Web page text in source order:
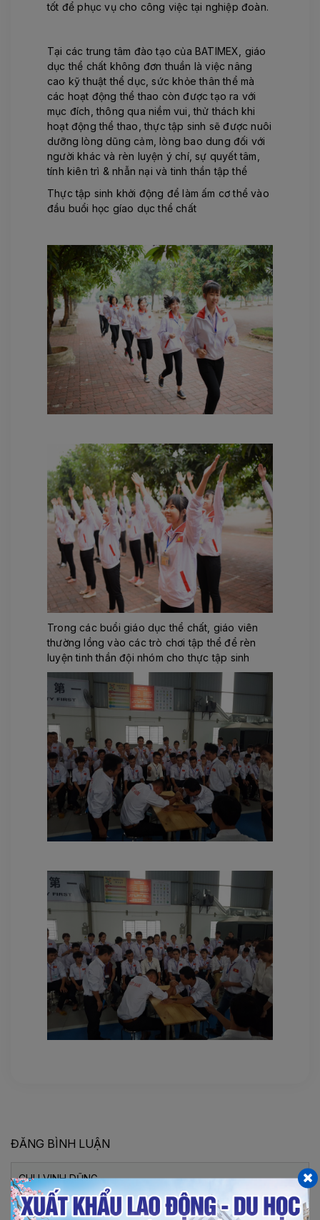
tốt để phục vụ cho công việc tại nghiệp đoàn.
Tại các trung tâm đào tạo của BATIMEX, giáo
dục thể chất không đơn thuần là việc nâng
cao kỹ thuật thể dục, sức khỏe thân thể mà
các hoạt động thể thao còn được tạo ra với
mục đích, thông qua niềm vui, thử thách khi
hoạt động thể thao, thực tập sinh sẽ được nuôi
dưỡng lòng dũng cảm, lòng bao dung đối với
người khác và rèn luyện ý chí, sự quyết tâm,
tính kiên trì & nhẫn nại và tinh thần tập thể
Thực tập sinh khởi động để làm ấm cơ thể vào
đầu buổi học gíao dục thể chất
Trong các buổi giáo dục thể chất, giáo viên
thường lồng vào các trò chơi tập thể để rèn
luyện tinh thần đội nhóm cho thực tập sinh
ĐĂNG BÌNH LUẬN